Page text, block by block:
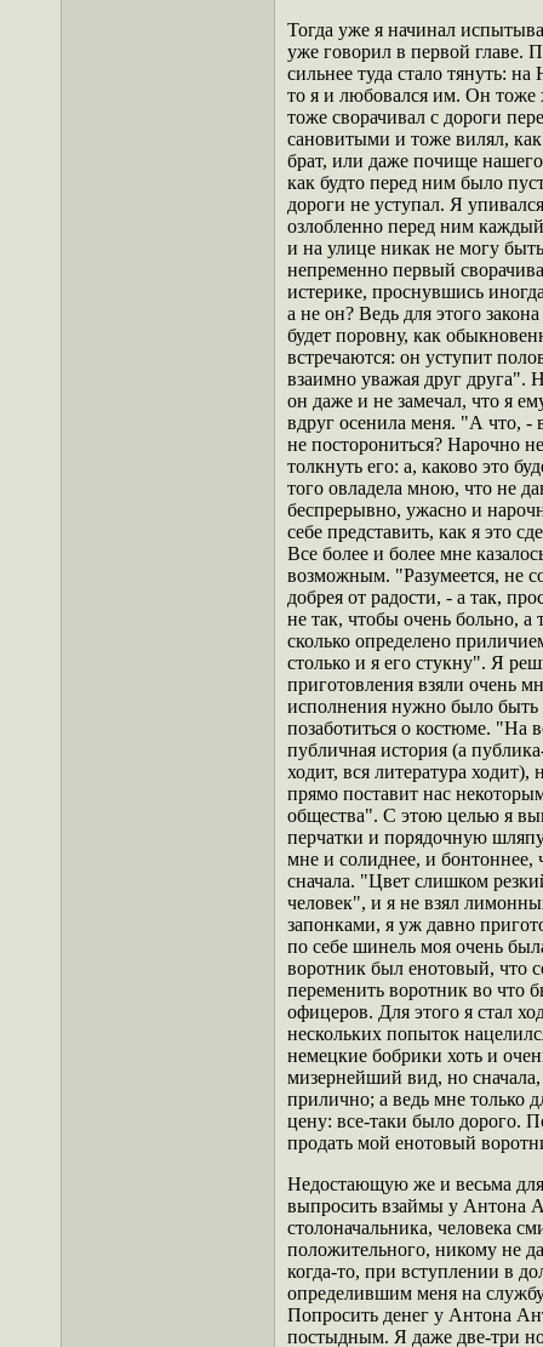
Тогда уже я начинал
уже говорил в первой главе.
сильнее туда стало тянуть:
то я и любовался им. Он тоже
тоже сворачивал с дороги
сановитыми и тоже вилял,
брат, или даже почище
как будто перед ним было
дороги не уступал. Я
озлобленно перед ним
и на улице никак не могу
непременно первый
истерике, проснувшись
а не он? Ведь для этого
будет поровну, как
встречаются: он уступит
взаимно уважая друг друга".
он даже и не замечал, что я
вдруг осенила меня. "А что, -
не посторониться? Нарочно
толкнуть его: а, каково это
того овладела мною, что не
беспрерывно, ужасно и
себе представить, как я это
Все более и более мне
возможным. "Разумеется, не
добрея от радости, - а так,
не так, чтобы очень больно, а
сколько определено
столько и я его стукну". Я
приготовления взяли очень
исполнения нужно было
позаботиться о костюме. "На
публичная история (а
ходит, вся литература
прямо поставит нас
общества". С этою целью я
перчатки и порядочную
мне и солиднее, и бонтоннее,
сначала. "Цвет слишком
человек", и я не взял
запонками, я уж давно
по себе шинель моя очень
воротник был енотовый, что
переменить воротник во что
офицеров. Для этого я стал
нескольких попыток
немецкие бобрики хоть и
мизернейший вид, но
прилично; а ведь мне только
цену: все-таки было дорого.
продать мой енотовый
Недостающую же и весьма
выпросить взаймы у Антона
столоначальника, человека
положительного, никому не
когда-то, при вступлении в
определившим меня на
Попросить денег у Антона
постыдным. Я даже две-три